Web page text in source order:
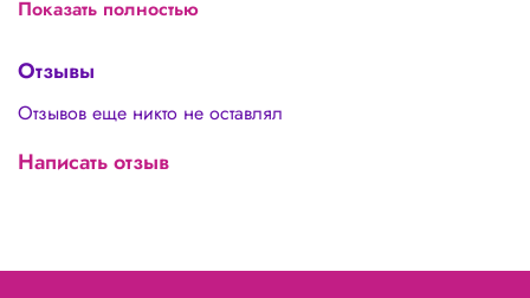
Показать полностью
Отзывы
Отзывов еще никто не оставлял
Написать отзыв